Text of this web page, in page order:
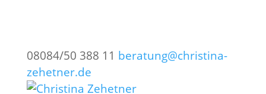
08084/50 388 11 beratung@christina-
zehetner.de